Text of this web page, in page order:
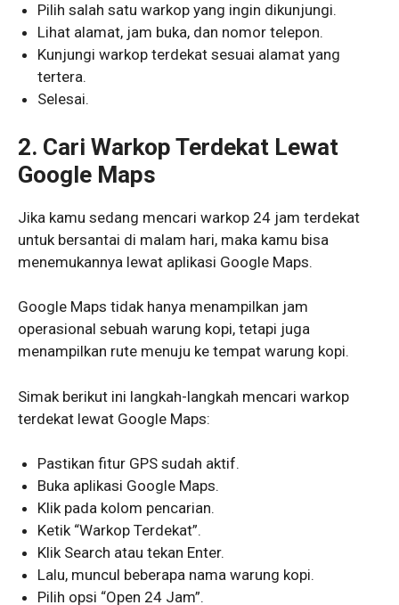
Pilih salah satu warkop yang ingin dikunjungi.
Lihat alamat, jam buka, dan nomor telepon.
Kunjungi warkop terdekat sesuai alamat yang
tertera.
Selesai.
2. Cari Warkop Terdekat Lewat
Google Maps
Jika kamu sedang mencari warkop 24 jam terdekat
untuk bersantai di malam hari, maka kamu bisa
menemukannya lewat aplikasi Google Maps.
Google Maps tidak hanya menampilkan jam
operasional sebuah warung kopi, tetapi juga
menampilkan rute menuju ke tempat warung kopi.
Simak berikut ini langkah-langkah mencari warkop
terdekat lewat Google Maps:
Pastikan fitur GPS sudah aktif.
Buka aplikasi Google Maps.
Klik pada kolom pencarian.
Ketik “Warkop Terdekat”.
Klik Search atau tekan Enter.
Lalu, muncul beberapa nama warung kopi.
Pilih opsi “Open 24 Jam”.